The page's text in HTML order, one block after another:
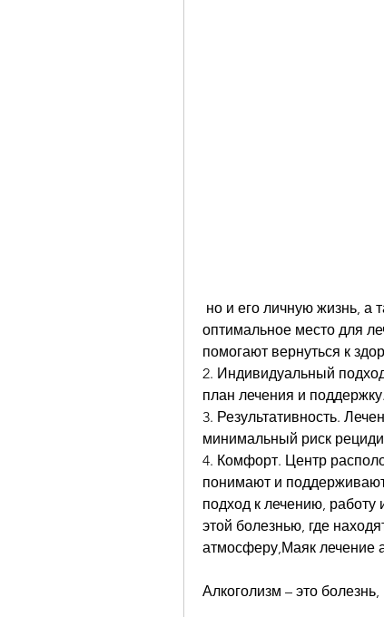
оптимальное место для
помогают вернуться к
2. Индивидуальный
план лечения и поддержку.
3. Результативность.
минимальный риск
4. Комфорт. Центр
понимают и
подход к лечению,
этой болезнью, где
атмосферу,Маяк лечение
Алкоголизм – это